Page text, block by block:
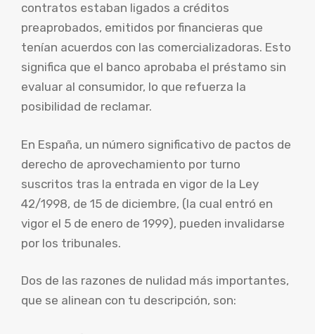
contratos estaban ligados a créditos
preaprobados, emitidos por financieras que
tenían acuerdos con las comercializadoras. Esto
significa que el banco aprobaba el préstamo sin
evaluar al consumidor, lo que refuerza la
posibilidad de reclamar.
En España, un número significativo de pactos de
derecho de aprovechamiento por turno
suscritos tras la entrada en vigor de la Ley
42/1998, de 15 de diciembre, (la cual entró en
vigor el 5 de enero de 1999), pueden invalidarse
por los tribunales.
Dos de las razones de nulidad más importantes,
que se alinean con tu descripción, son: